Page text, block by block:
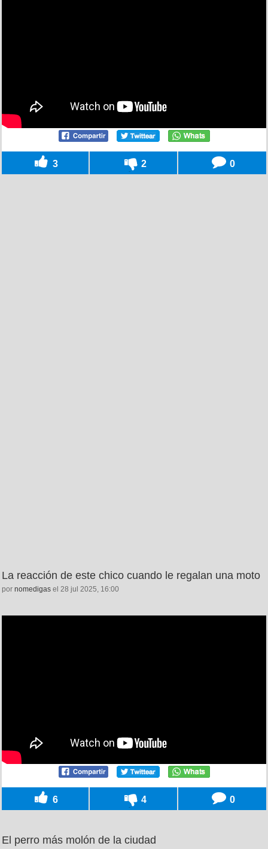
3 2 0
La reacción de este chico cuando le regalan una moto
por nomedigas el 28 jul 2025, 16:00
6 4 0
El perro más molón de la ciudad